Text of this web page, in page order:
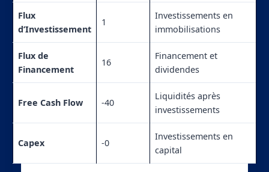
Flux
d’Investissement
1
Investissements en
immobilisations
Flux de
Financement
16
Financement et
dividendes
Free Cash Flow -40
Liquidités après
investissements
Capex -0
Investissements en
capital